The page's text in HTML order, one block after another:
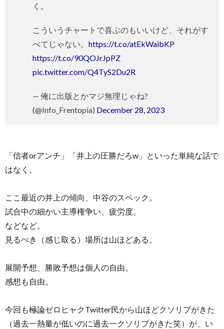
く。
こういうチャートで喜ぶのもいいけど、それがす
べてじゃない。 https://t.co/atEkWaibKP
https://t.co/90QOJrJpPZ
pic.twitter.com/Q4TyS2Du2R
— 俺に出版とかマジ無理じゃね?
(@Info_Frentopia) December 28, 2023
「信者orアンチ」「井上の圧勝だろw」といった単純な話で
はなく。
ここ最近の井上の傾向、中谷のスペック。
試合中の細かい主導権争い、疲労度。
などなど。
見るべき（感じ取る）場所は山ほどある。
展開予想、勝敗予想は個人の自由。
感想も自由。
今回も極論ゼロヒャクTwitter民から山ほどクソリプがきた
（過去一熱量が低いのに過去一クソリプがきた笑）が、い